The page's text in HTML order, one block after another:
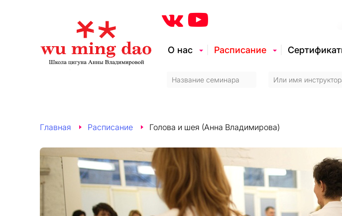
О нас Расписание
Главная Расписание Голова и шея (Анна Владимирова)